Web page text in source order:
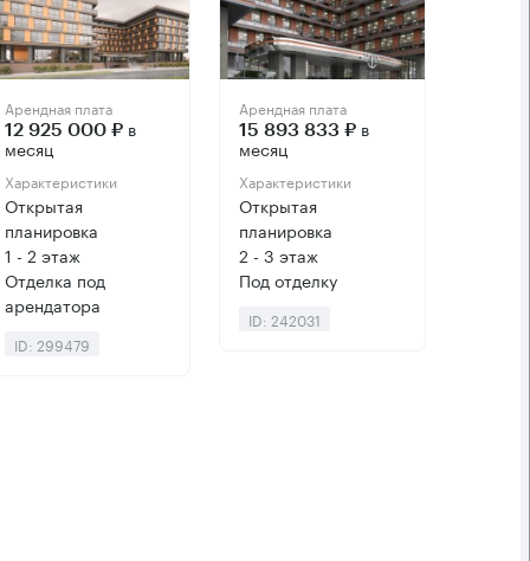
Арендная плата
12 925 000 ₽в
месяц
Характеристики
Открытая
планировка
1 - 2 этаж
Отделка под
арендатора
ID: 299479
Арендная плата
15 893 833 ₽ в
месяц
Характеристики
Открытая
планировка
2 - 3 этаж
Под отделку
ID: 242031